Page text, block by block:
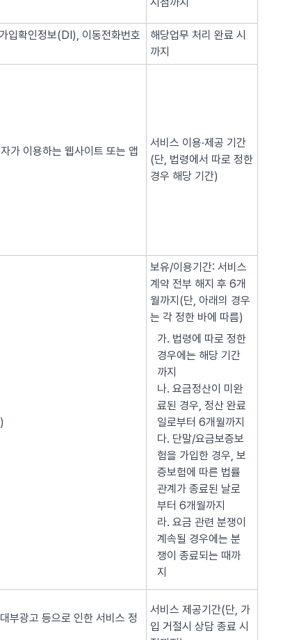
입확인정보(DI), 이동전화번호
해당업무 처리 완료 시
까지
가 이용하는 웹사이트 또는 앱
서비스 이용·제공 기간
(단, 법령에서 따로 정한
경우 해당 기간)
보유/이용기간: 서비스
계약 전부 해지 후 6개
월까지(단, 아래의 경우
는 각 정한 바에 따름)
가. 법령에 따로 정한
경우에는 해당 기간
까지
나. 요금정산이 미완
료된 경우, 정산 완료
일로부터 6개월까지
다. 단말/요금보증보
험을 가입한 경우, 보
증보험에 따른 법률
관계가 종료된 날로
부터 6개월까지
라. 요금 관련 분쟁이
계속될 경우에는 분
쟁이 종료되는 때까
지
부광고 등으로 인한 서비스 정
서비스 제공기간(단, 가
입 거절시 상담 종료 시